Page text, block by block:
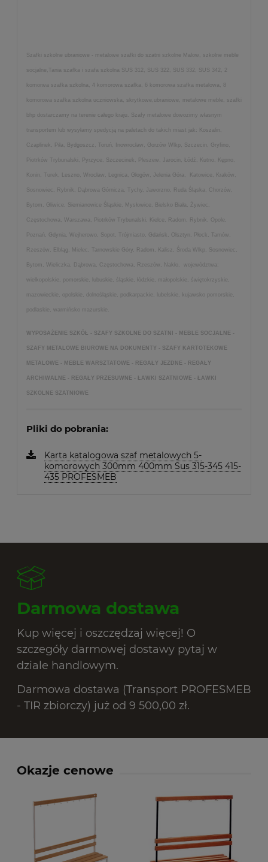
Szafki szkolne ubraniowe - metalowe szafki do szatni szkolne Malow, szkolne meble
socjalne,Tania szafka i szafa szkolna SUS 312, SUS 322, SUS 332, SUS 342, 2
komorwa szafka szkolna, 4 komorowa szafka, 6 komorowa szafka metalowa, 8
komorowa szafka szkolna uczniowska, skrytkowe,ubraniowe, metalowe meble, szafki
bhp dostarczamy na terenie całego kraju. Szafy metalowe dowozimy własnym
transportem lub wysyłamy spedycją na paletach do takich miast jak: Koszalin,
Czaplinek, Piła, Bydgoszcz, Toruń, Inowrocław, Gorzów Wlkp, Szczecin, Gryfino,
Piotrków Trybunalski, Pyrzyce, Szczecinek, Pleszew, Jarocin, Łódź, Kutno, Kępno,
Konin, Turek, Leszno, Wrocław, Legnica, Głogów, Jelenia Góra, Katowice, Kraków,
Sosnowiec, Rybnik, Dąbrowa Górnicza, Tychy, Jaworzno, Ruda Śląska, Chorzów,
Bytom, Gliwice, Siemianowice Śląskie, Mysłowice, Bielsko Biała, Żywiec,
Częstochowa, Warszawa, Piotrków Trybunalski, Kielce, Radom, Rybnik, Opole,
Poznań, Gdynia, Wejherowo, Sopot, Trójmiasto, Gdańsk, Olsztyn, Płock, Tarnów,
Rzeszów, Elbląg, Mielec, Tarnowskie Góry, Radom, Kalisz, Środa Wlkp, Sosnowiec,
Bytom, Wieliczka, Dąbrowa, Częstochowa, Rzeszów, Nakło, województwa:
wielkopolskie, pomorskie, lubuskie, śląskie, łódzkie, małopolskie, świętokrzyskie,
mazowieckie, opolskie, dolnośląskie, podkarpackie, lubelskie, kujawsko pomorskie,
podlaskie, warmińsko mazurskie.
WYPOSAŻENIE SZKÓŁ - SZAFY SZKOLNE DO SZATNI - MEBLE SOCJALNE -
SZAFY METALOWE BIUROWE NA DOKUMENTY - SZAFY KARTOTEKOWE
METALOWE - MEBLE WARSZTATOWE - REGAŁY JEZDNE - REGAŁY
ARCHIWALNE - REGAŁY PRZESUWNE - ŁAWKI SZATNIOWE - ŁAWKI
SZKOLNE SZATNIOWE
Pliki do pobrania:
Karta katalogowa szaf metalowych 5-
komorowych 300mm 400mm Sus 315-345 415-
435 PROFESMEB
Darmowa dostawa
Kup więcej i oszczędzaj więcej! O
szczegóły darmowej dostawy pytaj w
dziale handlowym.
Darmowa dostawa (Transport PROFESMEB
- TIR zbiorczy) już od 9 500,00 zł.
Okazje cenowe